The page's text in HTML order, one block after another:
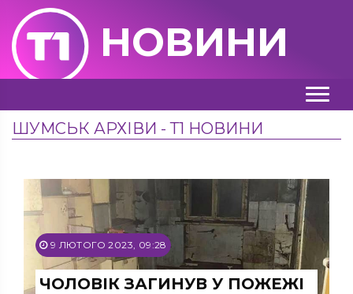
НОВИНИ
ШУМСЬК АРХІВИ - Т1 НОВИНИ
9 ЛЮТОГО 2023, 09:28
ЧОЛОВІК ЗАГИНУВ У ПОЖЕЖІ